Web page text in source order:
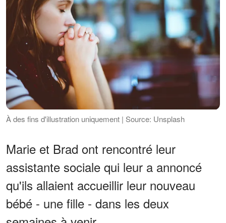
À des fins d'illustration uniquement | Source: Unsplash
Marie et Brad ont rencontré leur
assistante sociale qui leur a annoncé
qu'ils allaient accueillir leur nouveau
bébé - une fille - dans les deux